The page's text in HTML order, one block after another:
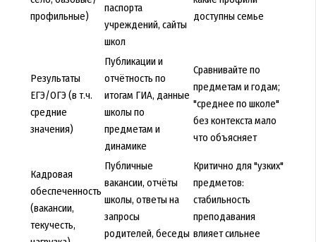
профильные)
паспорта
учреждений, сайты
школ
доступны семье
Результаты
ЕГЭ/ОГЭ (в т.ч.
средние
значения)
Публикации и
отчётность по
итогам ГИА, данные
школы по
предметам и
динамике
Сравнивайте по
предметам и годам;
"среднее по школе"
без контекста мало
что объясняет
Кадровая
обеспеченность
(вакансии,
текучесть,
Публичные
вакансии, отчёты
школы, ответы на
запросы
родителей, беседы
Критично для "узких"
предметов:
стабильность
преподавания
влияет сильнее